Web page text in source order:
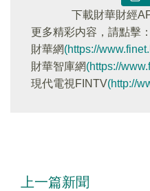
下載財華財經
更多精彩内容，請點擊：
財華網(https://
財華智庫網(https://
現代電視FINTV(http://
上一篇新聞